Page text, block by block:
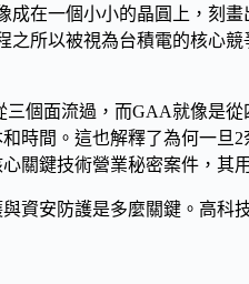
在一個小小的晶圓上，刻
之所以被視為台積電的核心競
個面流過，而GAA就像是
時間。這也解釋了為何一
心關鍵技術營業秘密案件 ，其
與資安防護是多麼關鍵。高科